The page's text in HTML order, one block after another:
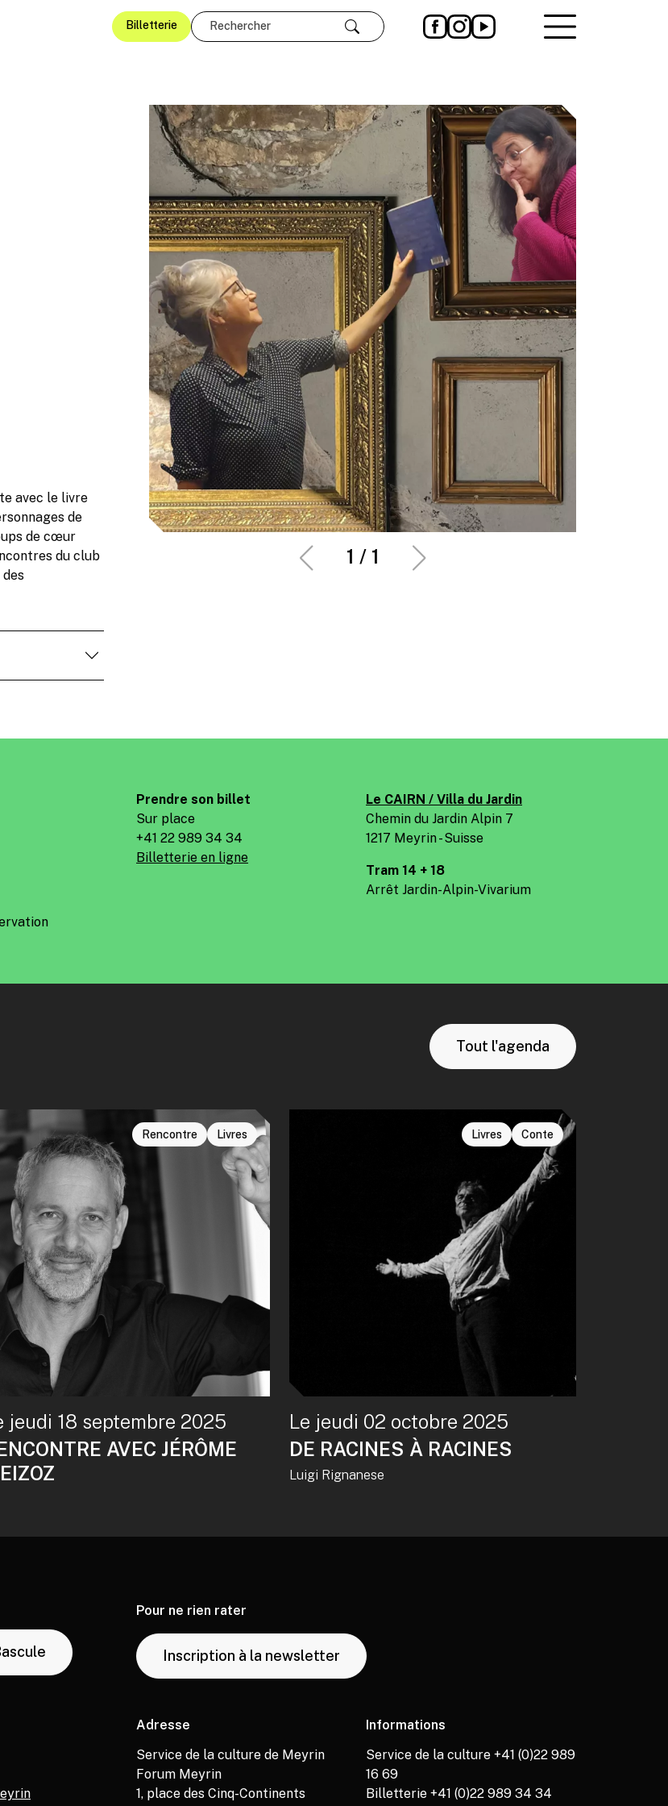
Billetterie
Rechercher
avec le livre
de
de cœur
du club
1 / 1
Prendre son billet
Sur place
+41 22 989 34 34
Billetterie en ligne
Le CAIRN / Villa du Jardin
Chemin du Jardin Alpin 7
1217 Meyrin - Suisse
Tram 14 + 18
Arrêt Jardin-Alpin-Vivarium
Tout l'agenda
Rencontre Livres
jeudi 18 septembre 2025
AVEC JÉRÔME
Livres Conte
Le jeudi 02 octobre 2025
DE RACINES À RACINES
Luigi Rignanese
Pour ne rien rater
Inscription à la newsletter
Adresse
Service de la culture de Meyrin
Forum Meyrin
1, place des Cinq-Continents
Informations
Service de la culture +41 (0)22 989
16 69
Billetterie +41 (0)22 989 34 34